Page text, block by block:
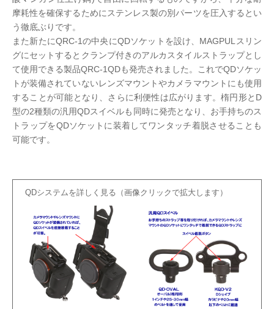
摩耗性を確保するためにステンレス製の別パーツを圧入するとい
う徹底ぶりです。
また新たにQRC-1の中央にQDソケットを設け、MAGPULスリン
グにセットするとクランプ付きのアルカスタイルストラップとし
て使用できる製品QRC-1QDも発売されました。これでQDソケッ
トが装備されていないレンズマウントやカメラマウントにも使用
することが可能となり、さらに利便性は広がります。楕円形とD
型の2種類の汎用QDスイベルも同時に発売となり、お手持ちのス
トラップをQDソケットに装着してワンタッチ着脱させることも
可能です。
QDシステムを詳しく見る（画像クリックで拡大します）